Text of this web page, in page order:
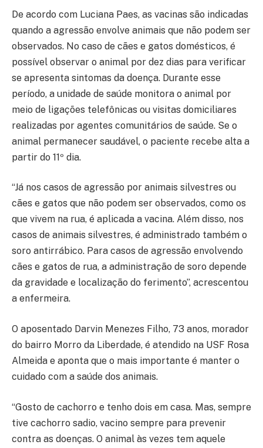
De acordo com Luciana Paes, as vacinas são indicadas
quando a agressão envolve animais que não podem ser
observados. No caso de cães e gatos domésticos, é
possível observar o animal por dez dias para verificar
se apresenta sintomas da doença. Durante esse
período, a unidade de saúde monitora o animal por
meio de ligações telefônicas ou visitas domiciliares
realizadas por agentes comunitários de saúde. Se o
animal permanecer saudável, o paciente recebe alta a
partir do 11º dia.
“Já nos casos de agressão por animais silvestres ou
cães e gatos que não podem ser observados, como os
que vivem na rua, é aplicada a vacina. Além disso, nos
casos de animais silvestres, é administrado também o
soro antirrábico. Para casos de agressão envolvendo
cães e gatos de rua, a administração de soro depende
da gravidade e localização do ferimento”, acrescentou
a enfermeira.
O aposentado Darvin Menezes Filho, 73 anos, morador
do bairro Morro da Liberdade, é atendido na USF Rosa
Almeida e aponta que o mais importante é manter o
cuidado com a saúde dos animais.
“Gosto de cachorro e tenho dois em casa. Mas, sempre
tive cachorro sadio, vacino sempre para prevenir
contra as doenças. O animal às vezes tem aquele